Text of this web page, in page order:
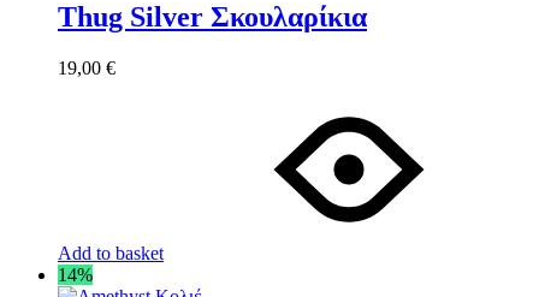
Thug Silver Σκουλαρίκια
19,00 €
Add to basket
14%